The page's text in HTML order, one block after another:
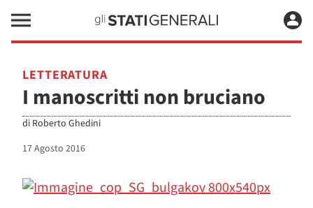
LETTERATURA
I manoscritti non bruciano
di Roberto Ghedini
17 Agosto 2016